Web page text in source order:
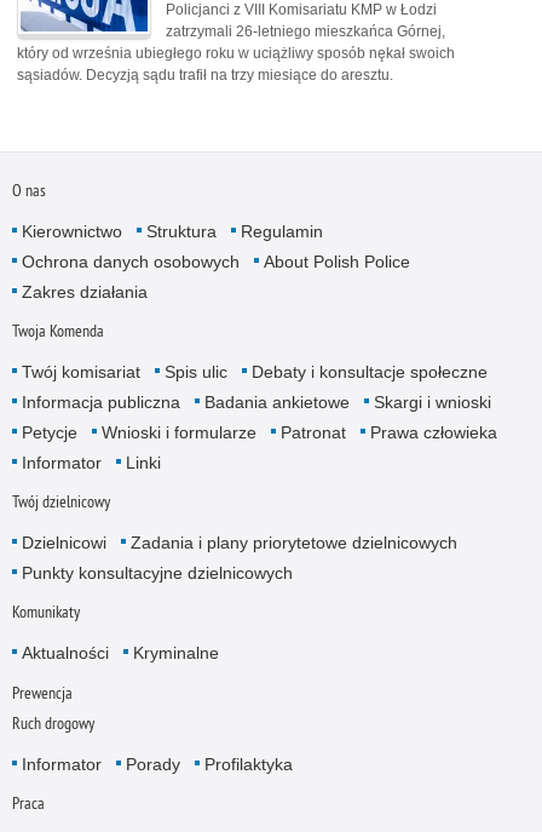
Policjanci z VIII Komisariatu KMP w Łodzi
zatrzymali 26-letniego mieszkańca Górnej,
który od września ubiegłego roku w uciążliwy sposób nękał swoich
sąsiadów. Decyzją sądu trafił na trzy miesiące do aresztu.
O nas
Kierownictwo Struktura
Regulamin
Ochrona danych osobowych
About Polish Police
Zakres działania
Twoja Komenda
Twój komisariat Spis ulic
Debaty i konsultacje społeczne
Informacja publiczna
Badania ankietowe
Skargi i wnioski
Petycje
Wnioski i formularze Patronat
Prawa człowieka
Informator
Linki
Twój dzielnicowy
Dzielnicowi
Zadania i plany priorytetowe dzielnicowych
Punkty konsultacyjne dzielnicowych
Komunikaty
Aktualności Kryminalne
Prewencja
Ruch drogowy
Informator Porady Profilaktyka
Praca